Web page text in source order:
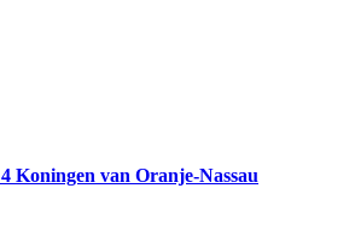
4 Koningen van Oranje-Nassau